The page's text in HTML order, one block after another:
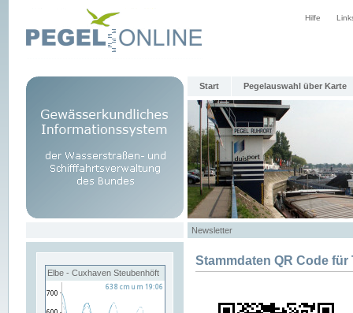
Hilfe
Start Pegelauswahl über Karte
Newsletter
Elbe - Cuxhaven Steubenhöft
Stammdaten QR Code für